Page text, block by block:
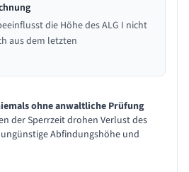
die Höhe des ALG I nicht
aus dem letzten
ohne anwaltliche Prüfung
der Sperrzeit drohen Verlust des
Abfindungshöhe und